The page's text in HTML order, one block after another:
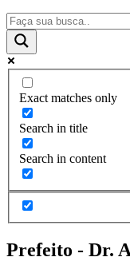
Exact matches only
Search in title
Search in content
Prefeito - Dr.